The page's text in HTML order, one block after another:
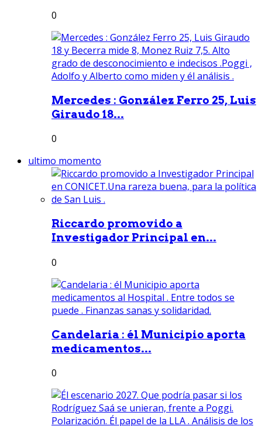
0
Mercedes : González Ferro 25, Luis
Giraudo 18...
0
ultimo momento
Riccardo promovido a
Investigador Principal en...
0
Candelaria : él Municipio aporta
medicamentos...
0